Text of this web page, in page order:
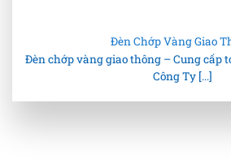
Đèn Chớp Vàng Giao
Đèn chớp vàng giao thông – Cung cấp
Công Ty [...]